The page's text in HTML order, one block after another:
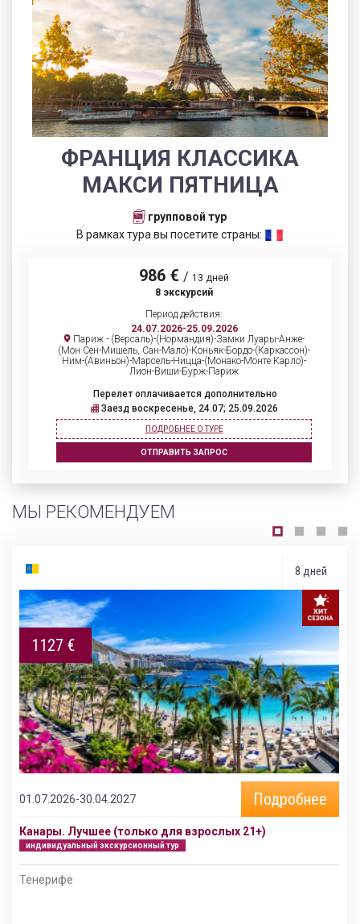
ФРАНЦИЯ КЛАССИКА
МАКСИ ПЯТНИЦА
групповой тур
В рамках тура вы посетите страны:
986 € / 13 дней
8 экскурсий
Период действия:
24.07.2026-25.09.2026
Париж - (Версаль)-(Нормандия)-Замки Луары-Анже-
(Мон Сен-Мишель, Сан-Мало)-Коньяк-Бордо-(Каркассон)-
Ним-(Авиньон)-Марсель-Ницца-(Монако-Монте Карло)-
Лион-Виши-Бурж-Париж
Перелет оплачивается дополнительно
Заезд воскресенье, 24.07; 25.09.2026
ПОДРОБНЕЕ О ТУРЕ
ОТПРАВИТЬ ЗАПРОС
МЫ РЕКОМЕНДУЕМ
8 дней
1127 €
01.07.2026-30.04.2027 Подробнее
Канары. Лучшее (только для взрослых 21+)
индивидуальный экскурсионный тур
Тенерифе